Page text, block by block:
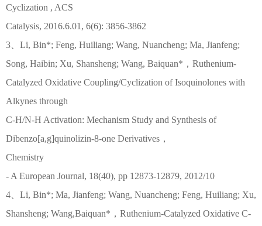
Cyclization , ACS
Catalysis, 2016.6.01, 6(6): 3856-3862
3、Li, Bin*; Feng, Huiliang; Wang, Nuancheng; Ma, Jianfeng;
Song, Haibin; Xu, Shansheng; Wang, Baiquan*，Ruthenium-
Catalyzed Oxidative Coupling/Cyclization of Isoquinolones with
Alkynes through
C-H/N-H Activation: Mechanism Study and Synthesis of
Dibenzo[a,g]quinolizin-8-one Derivatives，
Chemistry
- A European Journal, 18(40), pp 12873-12879, 2012/10
4、Li, Bin*; Ma, Jianfeng; Wang, Nuancheng; Feng, Huiliang; Xu,
Shansheng; Wang,Baiquan*，Ruthenium-Catalyzed Oxidative C-